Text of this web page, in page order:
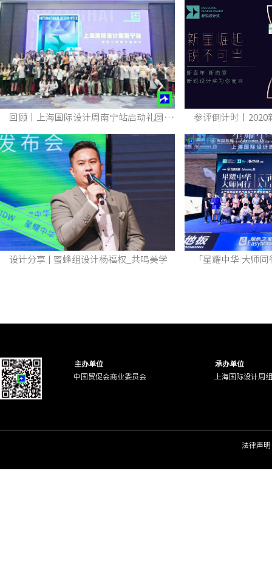
回顾丨上海国际设计周南宁站启动礼圆满落幕！
设计分享 | 蜜蜂组设计杨福权_共鸣美学
主办单位
承办单位
中国贸促会商业委员会
上海国际设计周
法律声